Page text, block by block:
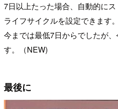
7日以上たった場合、自動的に
ライフサイクルを設定できます。
今までは最低7日からでしたが
す。（NEW)
最後に